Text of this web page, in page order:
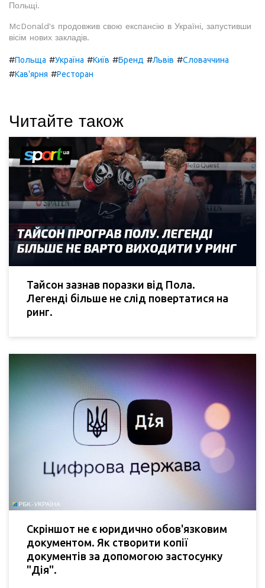
Польщі.
McDonald's продовжив свою експансію в Україні, запустивши
вісім нових закладів.
#Польща #Україна #Київ #Бренд #Львів #Словаччина
#Кав'ярня #Ресторан
Читайте також
Тайсон зазнав поразки від Пола.
Легенді більше не слід повертатися на
ринг.
Скріншот не є юридично обов'язковим
документом. Як створити копії
документів за допомогою застосунку
"Дія".